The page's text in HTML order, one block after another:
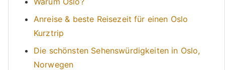
Anreise & beste Reisezeit für einen Oslo
Kurztrip
Die schönsten Sehenswürdigkeiten in Oslo,
Norwegen